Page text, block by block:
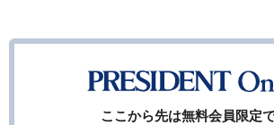
ここから先は無料会員限定で